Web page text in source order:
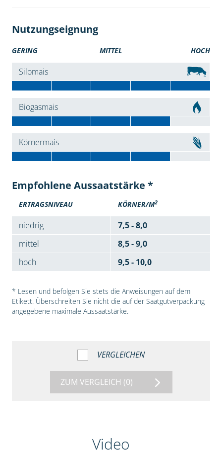
Nutzungseignung
GERING MITTEL HOCH
Silomais
Biogasmais
Körnermais
Empfohlene Aussaatstärke *
ERTRAGSNIVEAU KÖRNER/M2
niedrig
7,5 - 8,0
mittel
8,5 - 9,0
hoch
9,5 - 10,0
* Lesen und befolgen Sie stets die Anweisungen auf dem
Etikett. Überschreiten Sie nicht die auf der Saatgutverpackung
angegebene maximale Aussaatstärke.
VERGLEICHEN
ZUM VERGLEICH (0)
Video